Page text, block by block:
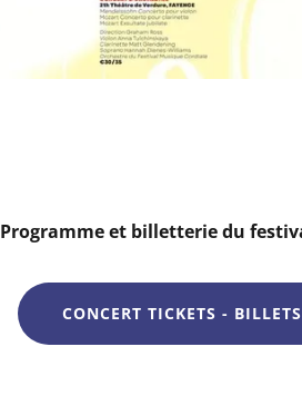
Programme et billetterie du
CONCERT TICKETS - BILLETS